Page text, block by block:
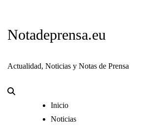
Notadeprensa.eu
Actualidad, Noticias y Notas de Prensa
Inicio
Noticias